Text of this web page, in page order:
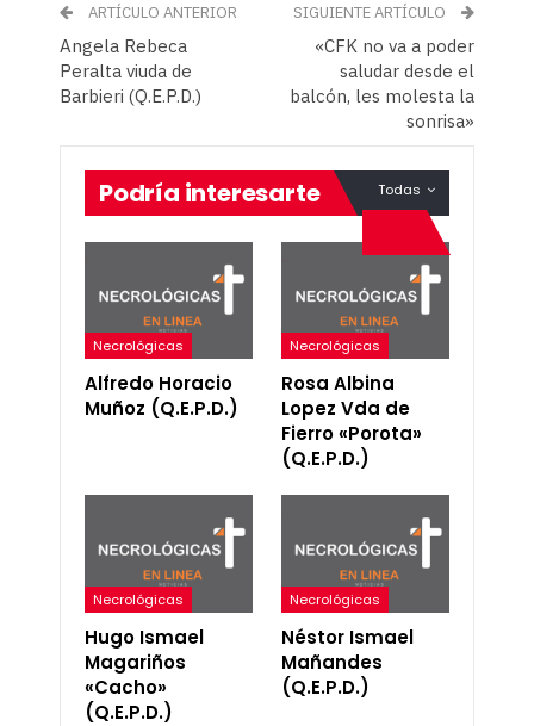
ARTÍCULO ANTERIOR
Angela Rebeca
Peralta viuda de
Barbieri (Q.E.P.D.)
SIGUIENTE ARTÍCULO
«CFK no va a poder
saludar desde el
balcón, les molesta la
sonrisa»
Todas
Podría interesarte
Necrológicas
Alfredo Horacio
Muñoz (Q.E.P.D.)
Necrológicas
Rosa Albina
Lopez Vda de
Fierro «Porota»
(Q.E.P.D.)
Necrológicas
Hugo Ismael
Magariños
«Cacho»
(Q.E.P.D.)
Necrológicas
Néstor Ismael
Mañandes
(Q.E.P.D.)